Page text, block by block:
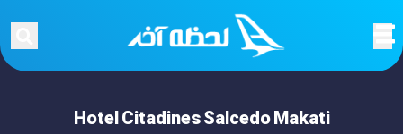
Hotel Citadines Salcedo Makati